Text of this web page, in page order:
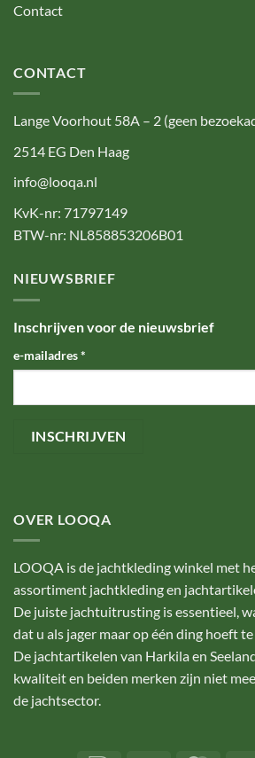
Contact
CONTACT
Lange Voorhout 58A – 2 (geen
2514 EG Den Haag
info@looqa.nl
KvK-nr: 71797149
BTW-nr: NL858853206B01
NIEUWSBRIEF
Inschrijven voor de nieuwsbrief
e-mailadres*
OVER LOOQA
LOOQA is de jachtkleding winkel met
assortiment jachtkleding en
De juiste jachtuitrusting is essentieel,
dat u als jager maar op één ding hoeft
De jachtartikelen van Harkila en
kwaliteit en beiden merken zijn niet
de jachtsector.